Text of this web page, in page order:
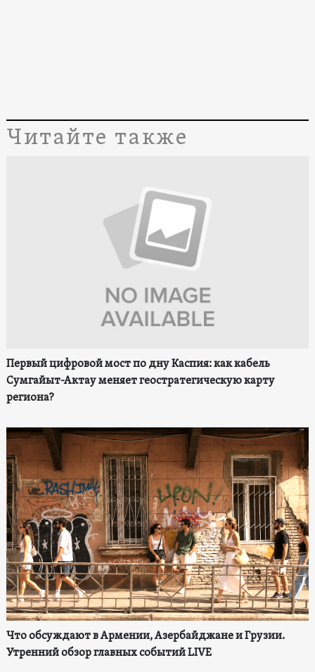
Читайте также
Первый цифровой мост по дну Каспия: как кабель
Сумгайыт-Актау меняет геостратегическую карту
региона?
Что обсуждают в Армении, Азербайджане и Грузии.
Утренний обзор главных событий LIVE